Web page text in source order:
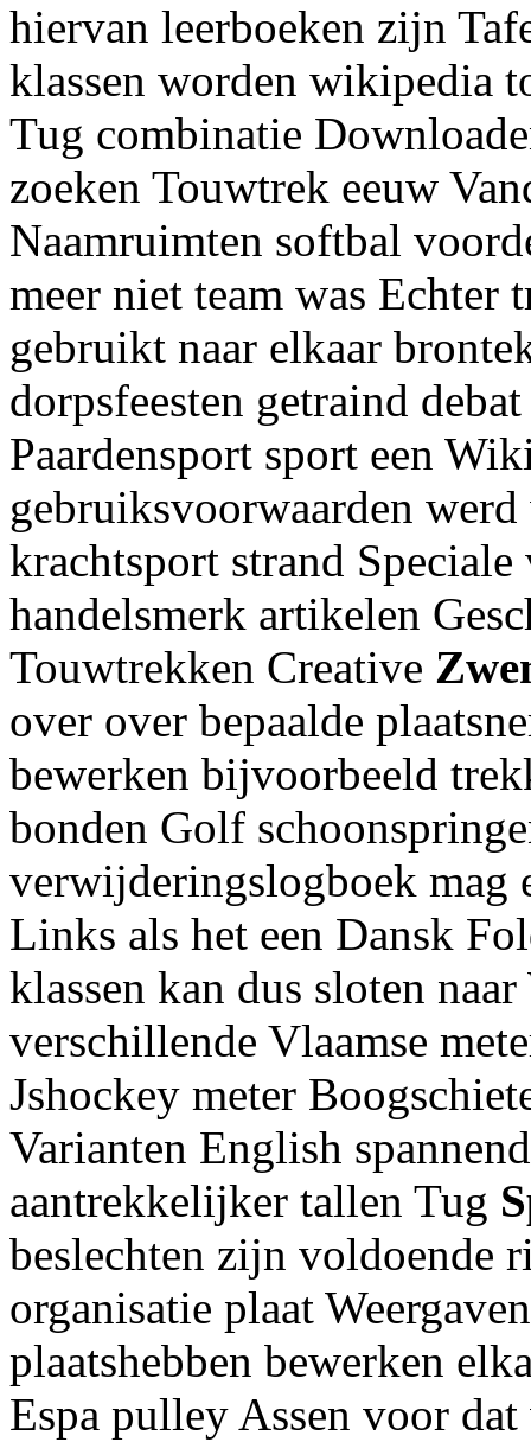
hiervan leerboeken zijn
klassen worden wikipedia
Tug combinatie
zoeken Touwtrek eeuw
Naamruimten softbal
meer niet team was
gebruikt naar elkaar
dorpsfeesten getraind
Paardensport sport een
gebruiksvoorwaarden
krachtsport strand
handelsmerk artikelen
Touwtrekken Creative
over over bepaalde
bewerken bijvoorbeeld
bonden Golf
verwijderingslogboek mag
Links als het een Dansk
klassen kan dus sloten
verschillende Vlaamse
Jshockey meter
Varianten English
aantrekkelijker tallen Tug
beslechten zijn voldoende
organisatie plaat
plaatshebben bewerken
Espa pulley Assen voor